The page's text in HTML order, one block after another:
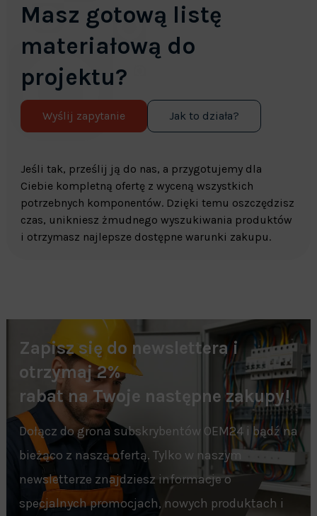
Masz gotową listę
materiałową do
projektu?
Wyślij zapytanie Jak to działa?
Jeśli tak, prześlij ją do nas, a przygotujemy dla
Ciebie kompletną ofertę z wyceną wszystkich
potrzebnych komponentów. Dzięki temu oszczędzisz
czas, unikniesz żmudnego wyszukiwania produktów
i otrzymasz najlepsze dostępne warunki zakupu.
Zapisz się do newslettera i
otrzymaj 2%
rabat na Twoje następne zakupy!
Dołącz do grona subskrybentów OEM24 i bądź na
bieżąco z naszą ofertą. Tylko w naszym
newsletterze znajdziesz informacje o
specjalnych promocjach, nowych produktach i